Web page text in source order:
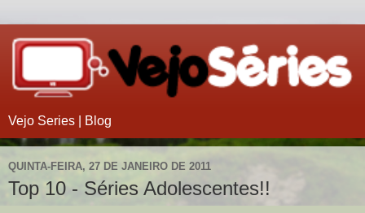
Vejo Series | Blog
QUINTA-FEIRA, 27 DE JANEIRO DE 2011
Top 10 - Séries Adolescentes!!